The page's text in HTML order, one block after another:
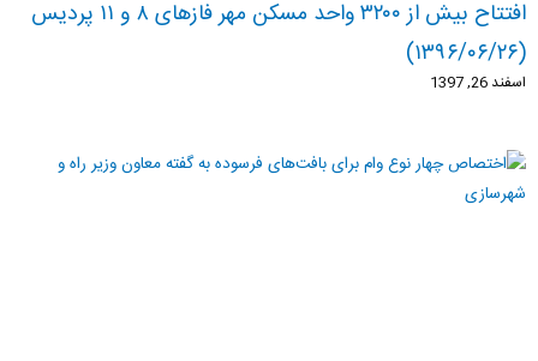
افتتاح بیش از ۳۲۰۰ واحد مسکن مهر فازهای ۸ و ۱۱ پردیس
(۱۳۹۶/۰۶/۲۶)
اسفند 26, 1397